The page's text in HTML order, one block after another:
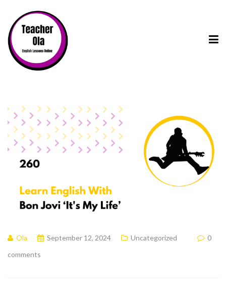
Ola September 12, 2024 Uncategorized
0
comments